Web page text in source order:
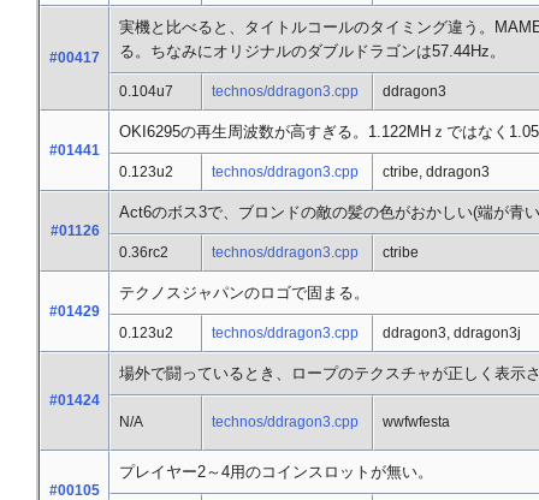
#00417
実機と比べると、タイトルコールのタイミング違う。
る。ちなみにオリジナルのダブルドラゴンは57.44Hz。
0.104u7 technos/ddragon3.cpp ddragon3
#01441
OKI6295の再生周波数が高すぎる。1.122MHｚではなく
0.123u2 technos/ddragon3.cpp ctribe, ddragon3
#01126
Act6のボス3で、ブロンドの敵の髪の色がおかしい(端が青
0.36rc2 technos/ddragon3.cpp ctribe
#01429
テクノスジャパンのロゴで固まる。
0.123u2 technos/ddragon3.cpp ddragon3, ddragon3j
#01424
場外で闘っているとき、ロープのテクスチャが正しく表示
N/A technos/ddragon3.cpp wwfwfesta
#00105
プレイヤー2～4用のコインスロットが無い。